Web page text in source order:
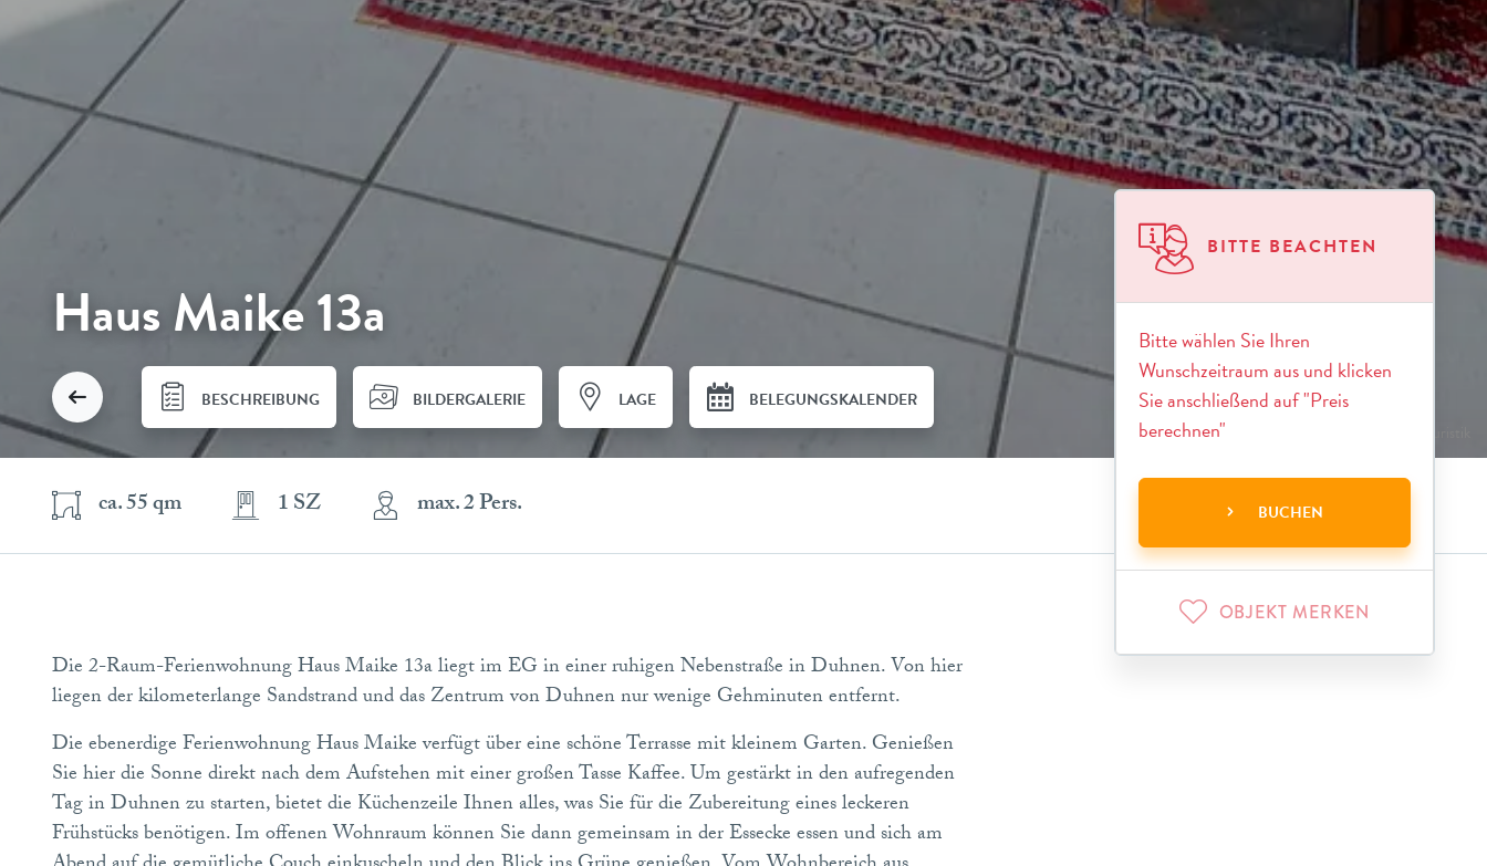
Haus Maike 13a
ca. 55 qm 1 SZ max. 2 Pers.
BESCHREIBUNG BILDERGALERIE LAGE BELEGUNGSKALENDER
Die 2-Raum-Ferienwohnung Haus Maike 13a liegt im EG in einer ruhigen Nebenstraße in Duhnen. Von hier
liegen der kilometerlange Sandstrand und das Zentrum von Duhnen nur wenige Gehminuten entfernt.
Die ebenerdige Ferienwohnung Haus Maike verfügt über eine schöne Terrasse mit kleinem Garten. Genießen
Sie hier die Sonne direkt nach dem Aufstehen mit einer großen Tasse Kaffee. Um gestärkt in den aufregenden
Tag in Duhnen zu starten, bietet die Küchenzeile Ihnen alles, was Sie für die Zubereitung eines leckeren
Frühstücks benötigen. Im offenen Wohnraum können Sie dann gemeinsam in der Essecke essen und sich am
BITTE BEACHTEN
Bitte wählen Sie Ihren
Wunschzeitraum aus und klicken
Sie anschließend auf "Preis
berechnen"
BUCHEN
OBJEKT MERKEN